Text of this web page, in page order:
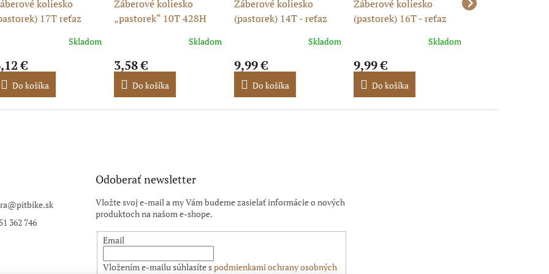
koliesko
17T reťaz
Skladom
€
Do košíka
Záberové koliesko
„pastorek“ 10T 428H
Skladom
3,58 €
Do košíka
Záberové koliesko
(pastorek) 14T - reťaz
Skladom
9,99 €
Do košíka
Záberové koliesko
(pastorek) 16T - reťaz
Skladom
9,99 €
Do košíka
Záberové
@pitbike.sk
362 746
Odoberať newsletter
Vložte svoj e-mail a my Vám budeme zasielať informácie o nových
produktoch na našom e-shope.
Email
Vložením e-mailu súhlasíte spodmienkami ochrany osobných